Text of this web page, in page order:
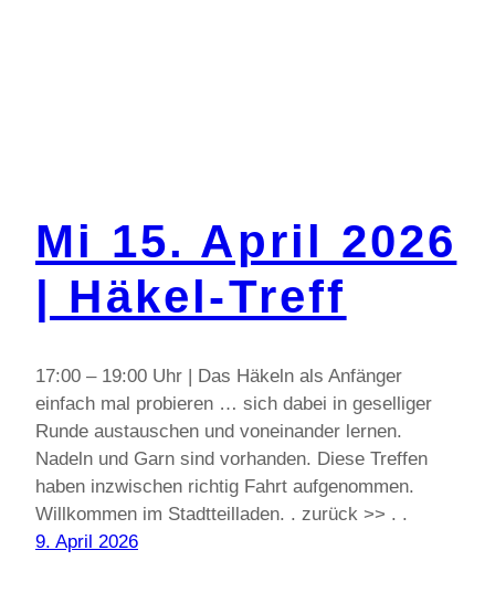
Mi 15. April 2026
| Häkel-Treff
17:00 – 19:00 Uhr | Das Häkeln als Anfänger
einfach mal probieren … sich dabei in geselliger
Runde austauschen und voneinander lernen.
Nadeln und Garn sind vorhanden. Diese Treffen
haben inzwischen richtig Fahrt aufgenommen.
Willkommen im Stadtteilladen. . zurück >> . .
9. April 2026